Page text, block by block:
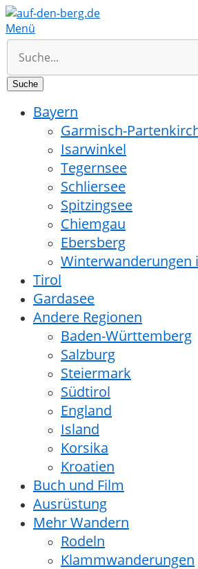
Menü
Bayern
Garmisch-
Isarwinkel
Tegernsee
Schliersee
Spitzingsee
Chiemgau
Ebersberg
Winterwanderungen
Tirol
Gardasee
Andere Regionen
Baden-Württemberg
Salzburg
Steiermark
Südtirol
England
Island
Korsika
Kroatien
Buch und Film
Ausrüstung
Mehr Wandern
Rodeln
Klammwanderungen